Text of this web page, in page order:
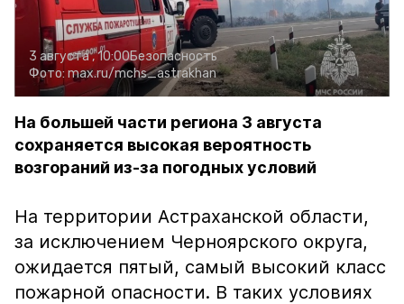
3 августа , 10:00Безопасность
Фото: max.ru/mchs_astrakhan
На большей части региона 3 августа
сохраняется высокая вероятность
возгораний из-за погодных условий
На территории Астраханской области,
за исключением Черноярского округа,
ожидается пятый, самый высокий класс
пожарной опасности. В таких условиях